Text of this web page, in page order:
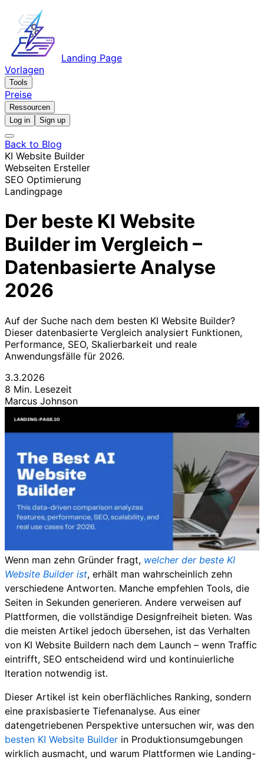
Landing Page
Vorlagen
Tools
Preise
Ressourcen
Log in
Sign up
Back to Blog
KI Website Builder
Webseiten Ersteller
SEO Optimierung
Landingpage
Der beste KI Website
Builder im Vergleich –
Datenbasierte Analyse
2026
Auf der Suche nach dem besten KI Website Builder?
Dieser datenbasierte Vergleich analysiert Funktionen,
Performance, SEO, Skalierbarkeit und reale
Anwendungsfälle für 2026.
3.3.2026
8 Min. Lesezeit
Marcus Johnson
Wenn man zehn Gründer fragt, welcher der beste KI
Website Builder ist, erhält man wahrscheinlich zehn
verschiedene Antworten. Manche empfehlen Tools, die
Seiten in Sekunden generieren. Andere verweisen auf
Plattformen, die vollständige Designfreiheit bieten. Was
die meisten Artikel jedoch übersehen, ist das Verhalten
von KI Website Buildern nach dem Launch – wenn Traffic
eintrifft, SEO entscheidend wird und kontinuierliche
Iteration notwendig ist.
Dieser Artikel ist kein oberflächliches Ranking, sondern
eine praxisbasierte Tiefenanalyse. Aus einer
datengetriebenen Perspektive untersuchen wir, was den
besten KI Website Builder in Produktionsumgebungen
wirklich ausmacht, und warum Plattformen wie Landing-